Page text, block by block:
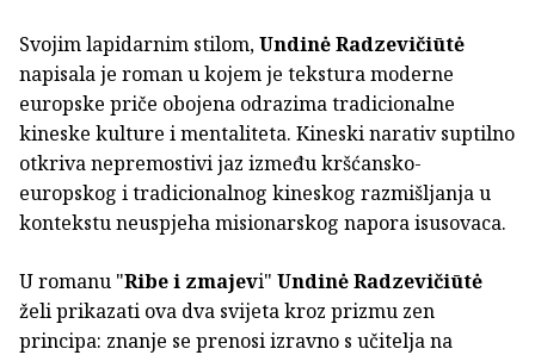
Svojim lapidarnim stilom,Undinė Radzevičiūtė
napisala je roman u kojem je tekstura moderne
europske priče obojena odrazima tradicionalne
kineske kulture i mentaliteta. Kineski narativ suptilno
otkriva nepremostivi jaz između kršćansko-
europskog i tradicionalnog kineskog razmišljanja u
kontekstu neuspjeha misionarskog napora isusovaca.
U romanu "Ribe i zmajevi" Undinė Radzevičiūtė
želi prikazati ova dva svijeta kroz prizmu zen
principa: znanje se prenosi izravno s učitelja na